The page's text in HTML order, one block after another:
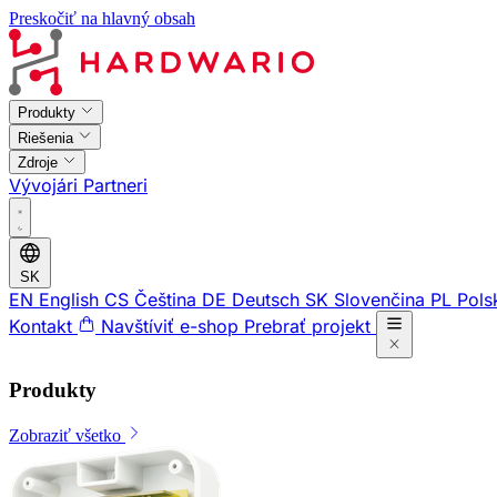
Preskočiť na hlavný obsah
Produkty
Riešenia
Zdroje
Vývojári Partneri
SK
EN English CS Čeština DE Deutsch SK Slovenčina PL
Kontakt
Navštíviť e-shop Prebrať projekt
Produkty
Zobraziť všetko